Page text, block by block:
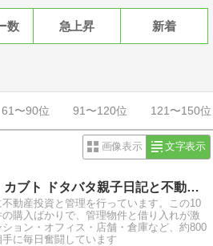
数 急上昇 新着
61〜90位 91〜120位 121〜150位
画像表示 文字表示
クワガタ・カブト ドタバタ親子日記と不動産管理 令和編
動産投資と管理を行っています。この10
購入ばかりで、管理物件と借り入れが激
ョン・オフィス・店舗・倉庫など、約800
に毎日奮闘しています